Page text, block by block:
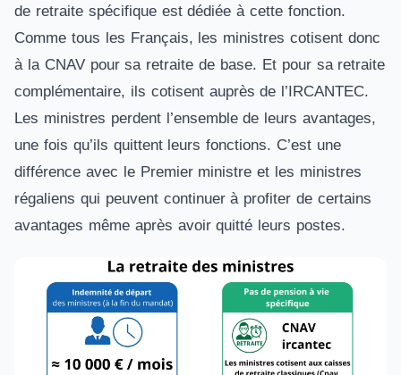
de retraite spécifique est dédiée à cette fonction.
Comme tous les Français, les ministres cotisent donc
à la CNAV pour sa retraite de base. Et pour sa retraite
complémentaire, ils cotisent auprès de l’IRCANTEC.
Les ministres perdent l’ensemble de leurs avantages,
une fois qu’ils quittent leurs fonctions. C’est une
différence avec le Premier ministre et les ministres
régaliens qui peuvent continuer à profiter de certains
avantages même après avoir quitté leurs postes.